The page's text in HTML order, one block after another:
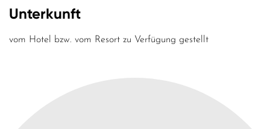
Unterkunft
vom Hotel bzw. vom Resort zu Verfügung gestellt